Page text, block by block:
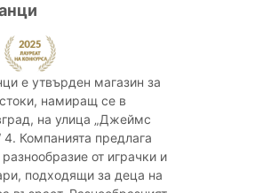
е утвърден магазин за
намиращ се в
на улица „Джеймс
4. Компанията предлага
от играчки и
подходящи за деца на